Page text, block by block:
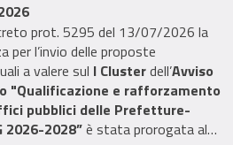
prot. 5295 del 13/07/2026 la
per l’invio delle proposte
a valere sul I Clusterdell’Avviso
"Qualificazione e rafforzamento
pubblici delle Prefetture-
2026-2028”è stata prorogata al